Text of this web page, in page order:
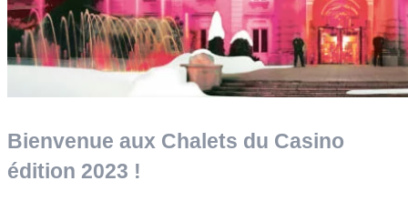
Bienvenue aux Chalets du Casino
édition 2023 !